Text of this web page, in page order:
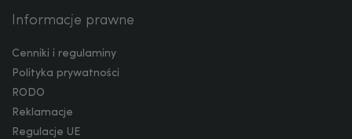
Informacje prawne
Cenniki i regulaminy
Polityka prywatności
RODO
Reklamacje
Regulacje UE